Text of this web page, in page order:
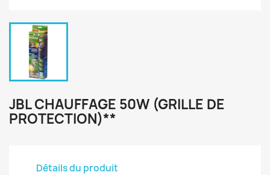
JBL CHAUFFAGE 50W (GRILLE DE
PROTECTION)**
Détails du produit